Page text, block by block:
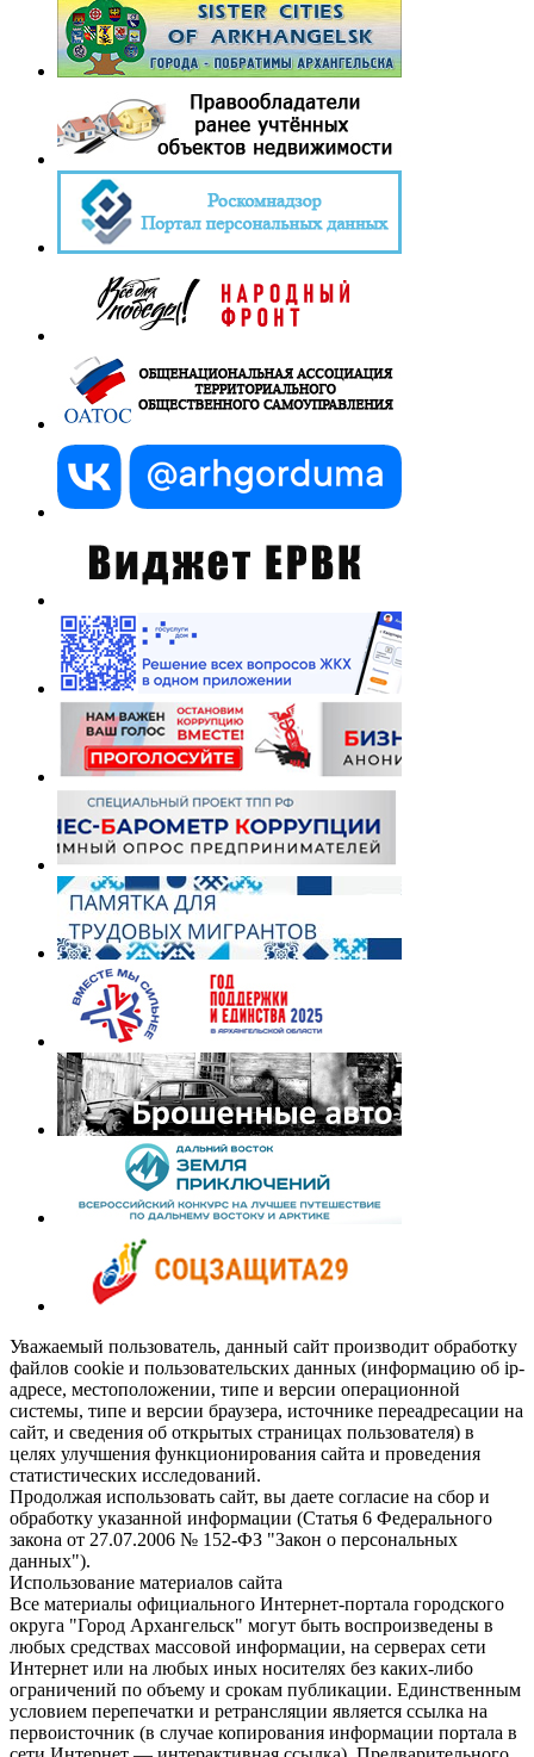
Уважаемый пользователь, данный сайт производит обработку
файлов cookie и пользовательских данных (информацию об ip-
адресе, местоположении, типе и версии операционной
системы, типе и версии браузера, источнике переадресации на
сайт, и сведения об открытых страницах пользователя) в
целях улучшения функционирования сайта и проведения
статистических исследований.
Продолжая использовать сайт, вы даете согласие на сбор и
обработку указанной информации (Статья 6 Федерального
закона от 27.07.2006 № 152-ФЗ "Закон о персональных
данных").
Использование материалов сайта
Все материалы официального Интернет-портала городского
округа "Город Архангельск" могут быть воспроизведены в
любых средствах массовой информации, на серверах сети
Интернет или на любых иных носителях без каких-либо
ограничений по объему и срокам публикации. Единственным
условием перепечатки и ретрансляции является ссылка на
первоисточник (в случае копирования информации портала в